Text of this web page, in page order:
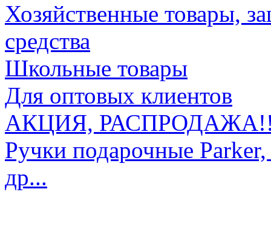
Хозяйственные товары,
средства
Школьные товары
Для оптовых клиентов
АКЦИЯ,
Ручки подарочные
др...